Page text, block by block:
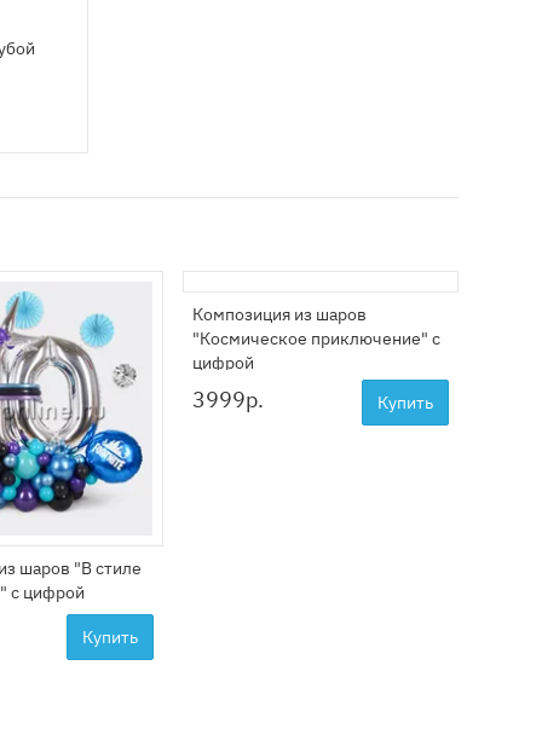
шаров "В стиле
с цифрой
Купить
Композиция из шаров
"Космическое приключение" с
цифрой
3999р. Купить